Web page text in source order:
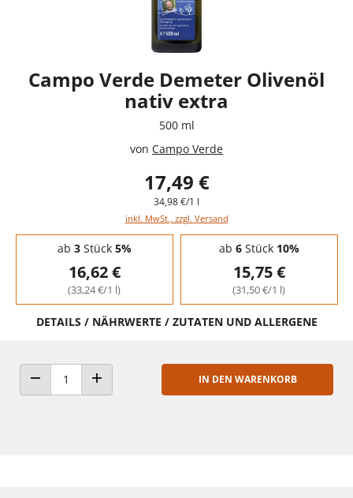
Campo Verde Demeter Olivenöl
nativ extra
500 ml
von Campo Verde
17,49 €
34,98 €/1 l
inkl. MwSt., zzgl. Versand
Staffelpreise - Mengenrabatt
ab 3Stück 5%
16,62 €
(33,24 €/1 l)
ab 6Stück 10%
15,75 €
(31,50 €/1 l)
DETAILS / NÄHRWERTE / ZUTATEN UND ALLERGENE
ANZAHL VERRINGERNANZAHL ERHÖHEN
IN DEN WARENKORB